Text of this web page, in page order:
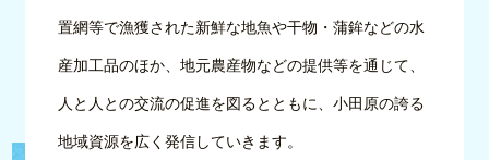
置網等で漁獲された新鮮な地魚や干物・蒲鉾などの水
産加工品のほか、地元農産物などの提供等を通じて、
人と人との交流の促進を図るとともに、小田原の誇る
地域資源を広く発信していきます。